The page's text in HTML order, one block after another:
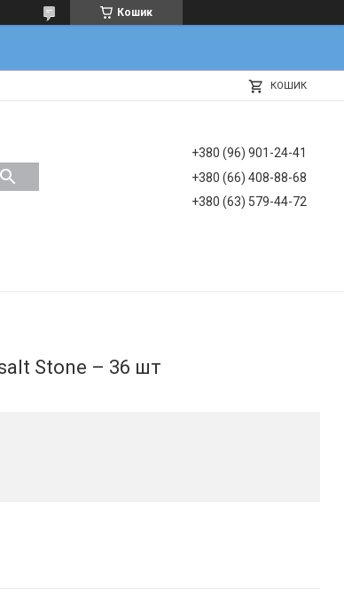
Кошик
КОШИК
+380 (96) 901-24-41
+380 (66) 408-88-68
+380 (63) 579-44-72
Stone – 36 шт